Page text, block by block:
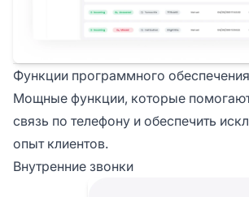
Функции программного
Мощные функции, которые
связь по телефону и обеспечить
опыт клиентов.
Внутренние звонки